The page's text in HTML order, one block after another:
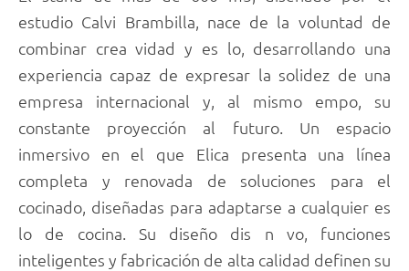
estudio Calvi Brambilla, nace de la voluntad de
combinar crea vidad y es lo, desarrollando una
experiencia capaz de expresar la solidez de una
empresa internacional y, al mismo empo, su
constante proyección al futuro. Un espacio
inmersivo en el que Elica presenta una línea
completa y renovada de soluciones para el
cocinado, diseñadas para adaptarse a cualquier es
lo de cocina. Su diseño dis n vo, funciones
inteligentes y fabricación de alta calidad definen su